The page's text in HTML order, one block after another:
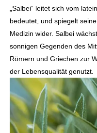
„Salbei“ leitet sich vom
bedeutet, und spiegelt
Medizin wider. Salbei
sonnigen Gegenden des
Römern und Griechen zur
der Lebensqualität genutzt.